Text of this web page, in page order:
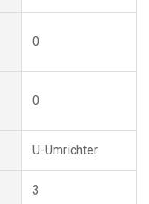
0
0
U-Umrichter
3